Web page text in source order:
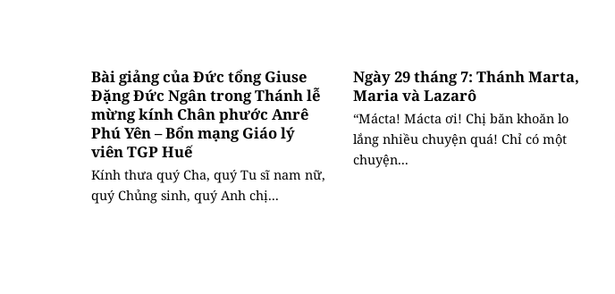
Bài giảng của Đức tổng Giuse
Đặng Đức Ngân trong Thánh lễ
mừng kính Chân phước Anrê
Phú Yên – Bổn mạng Giáo lý
viên TGP Huế
Kính thưa quý Cha, quý Tu sĩ nam nữ,
quý Chủng sinh, quý Anh chị...
Ngày 29 tháng 7: Thánh Marta,
Maria và Lazarô
“Mácta! Mácta ơi! Chị băn khoăn lo
lắng nhiều chuyện quá! Chỉ có một
chuyện...